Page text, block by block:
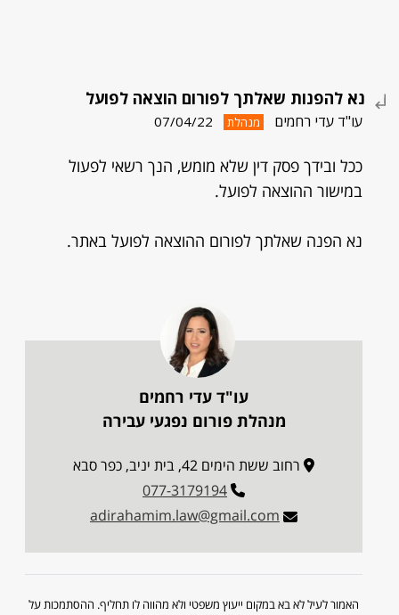
נא להפנות שאלתך לפורום הוצאה לפועל
עו"ד עדי רחמים מנהלת 07/04/22
ככל ובידך פסק דין שלא מומש, הנך רשאי לפעול
במישור ההוצאה לפועל.
נא הפנה שאלתך לפורום ההוצאה לפועל באתר.
עו"ד עדי רחמים
מנהלת פורום נפגעי עבירה
רחוב ששת הימים 42, בית יניב, כפר סבא
077-3179194
adirahamim.law@gmail.com
האמור לעיל לא בא במקום ייעוץ משפטי ולא מהווה לו תחליף. ההסתמכות על